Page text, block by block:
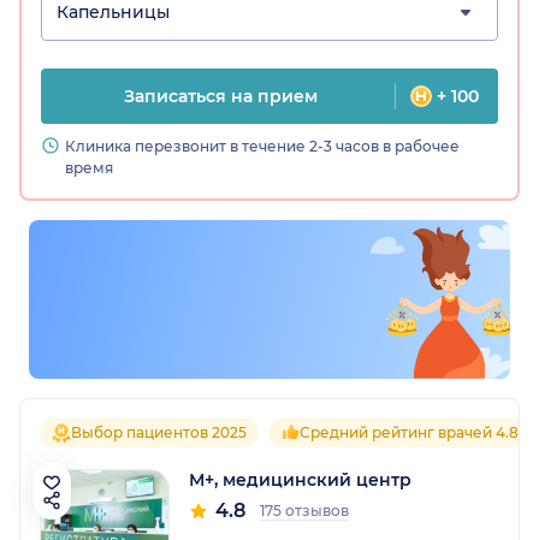
Капельницы
Записаться на прием + 100
Клиника перезвонит в течение 2-3 часов в рабочее
время
Выбор пациентов 2025 Средний рейтинг врачей 4.8
М+, медицинский центр
4.8 175 отзывов